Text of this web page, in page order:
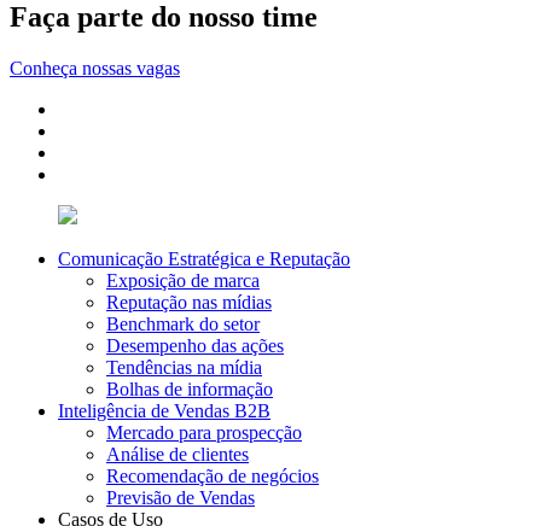
Faça parte do nosso time
Conheça nossas vagas
Comunicação Estratégica e Reputação
Exposição de marca
Reputação nas mídias
Benchmark do setor
Desempenho das ações
Tendências na mídia
Bolhas de informação
Inteligência de Vendas B2B
Mercado para prospecção
Análise de clientes
Recomendação de negócios
Previsão de Vendas
Casos de Uso